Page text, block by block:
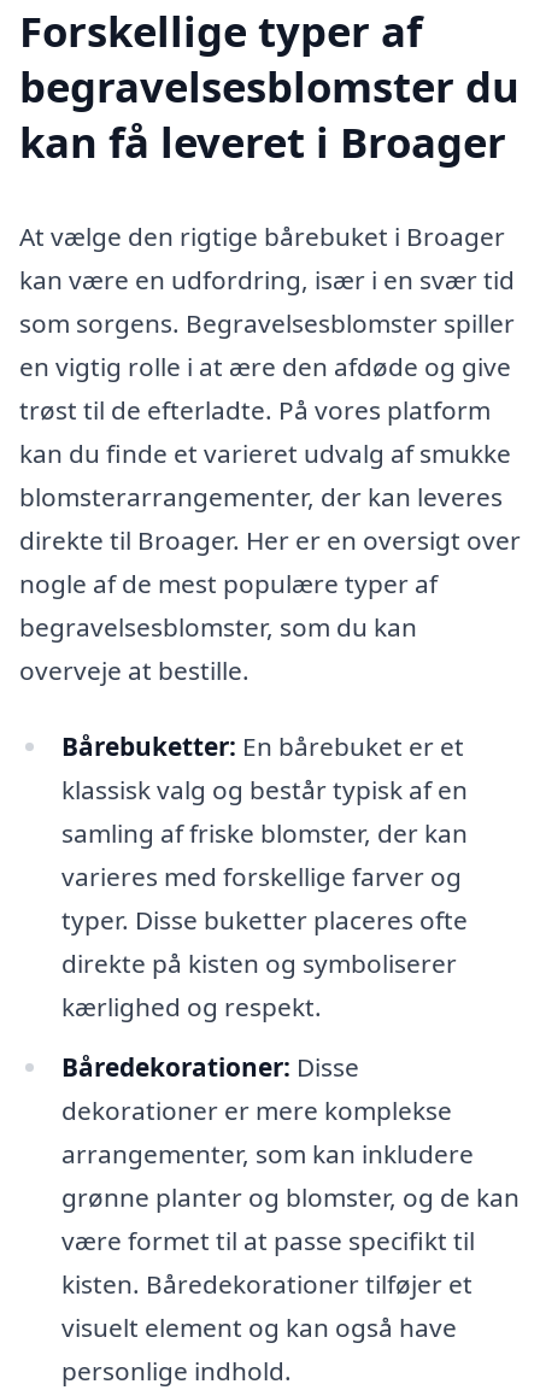
Forskellige typer af
begravelsesblomster du
kan få leveret i Broager
At vælge den rigtige bårebuket i Broager
kan være en udfordring, især i en svær tid
som sorgens. Begravelsesblomster spiller
en vigtig rolle i at ære den afdøde og give
trøst til de efterladte. På vores platform
kan du finde et varieret udvalg af smukke
blomsterarrangementer, der kan leveres
direkte til Broager. Her er en oversigt over
nogle af de mest populære typer af
begravelsesblomster, som du kan
overveje at bestille.
Bårebuketter: En bårebuket er et
klassisk valg og består typisk af en
samling af friske blomster, der kan
varieres med forskellige farver og
typer. Disse buketter placeres ofte
direkte på kisten og symboliserer
kærlighed og respekt.
Båredekorationer: Disse
dekorationer er mere komplekse
arrangementer, som kan inkludere
grønne planter og blomster, og de kan
være formet til at passe specifikt til
kisten. Båredekorationer tilføjer et
visuelt element og kan også have
personlige indhold.